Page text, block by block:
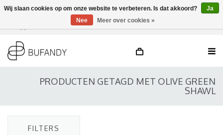
DE / EN
PRODUCTEN GETAGD MET OLIVE GREEN
SHAWL
FILTERS
Wij slaan cookies op om onze website te verbeteren. Is dat akkoord?
Ja
Nee
Meer over cookies »